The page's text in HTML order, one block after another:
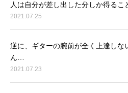
人は自分が差し出した分しか得るこ
2021.07.25
逆に、ギターの腕前が全く上達しな
ん…
2021.07.23